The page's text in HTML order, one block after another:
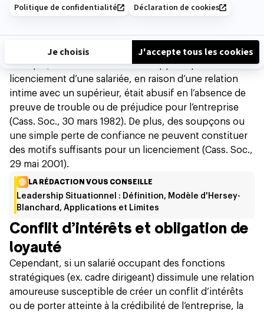
d'intérêt ou de favoritisme. Dans ce cas, la relation crée
manquement aux obligations contractuelles du salarié.
Ainsi, chaque situation s’apprécie au cas par cas. Par
exemple, la Cour de cassation a rappelé que le
licenciement d’une salariée, en raison d’une relation
intime avec un supérieur, était abusif en l’absence de
preuve de trouble ou de préjudice pour l’entreprise
(Cass. Soc., 30 mars 1982). De plus, des soupçons ou
une simple perte de confiance ne peuvent constituer
des motifs suffisants pour un licenciement (Cass. Soc.,
29 mai 2001).
LA RÉDACTION VOUS CONSEILLE
Leadership Situationnel : Définition, Modèle d'Hersey-
Blanchard, Applications et Limites
Conflit d’intérêts et obligation de
loyauté
Cependant, si un salarié occupant des fonctions
stratégiques (ex. cadre dirigeant) dissimule une relation
amoureuse susceptible de créer un conflit d’intérêts
ou de porter atteinte à la crédibilité de l’entreprise, la